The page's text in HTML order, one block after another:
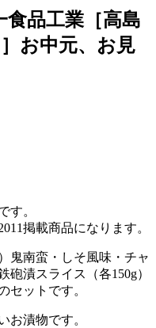
食品工業［高島
お中元、お見
す。
掲載商品になります。
鬼南蛮・しそ風味・チャ
漬スライス（各150g）
セットです。
お漬物です。